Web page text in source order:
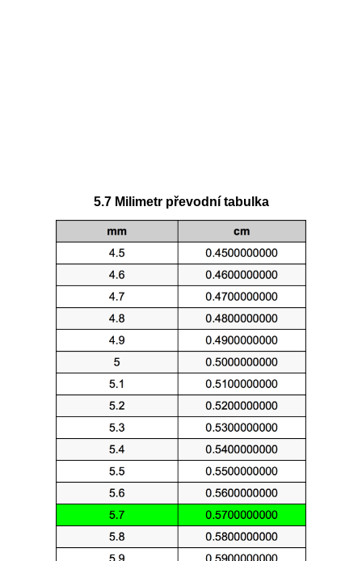
5.7 Milimetr převodní tabulka